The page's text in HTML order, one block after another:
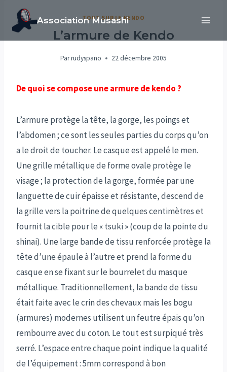
Association Musashi
TOUT SUR LE KENDO
L’armure de Kendo
Parrudyspano 22 décembre 2005
De quoi se compose une armure de kendo ?
L’armure protège la tête, la gorge, les poings et
l’abdomen ; ce sont les seules parties du corps qu’on
a le droit de toucher. Le casque est appelé le men.
Une grille métallique de forme ovale protège le
visage ; la protection de la gorge, formée par une
languette de cuir épaisse et résistante, descend de
la grille vers la poitrine de quelques centimètres et
fournit la cible pour le « tsuki » (coup de la pointe du
shinai). Une large bande de tissu renforcée protège la
tête d’une épaule à l’autre et prend la forme du
casque en se fixant sur le bourrelet du masque
métallique. Traditionnellement, la bande de tissu
était faite avec le crin des chevaux mais les bogu
(armures) modernes utilisent un feutre épais qu’on
rembourre avec du coton. Le tout est surpiqué très
serré. L’espace entre chaque point indique la qualité
de l’équipement : 5mm correspond à bon